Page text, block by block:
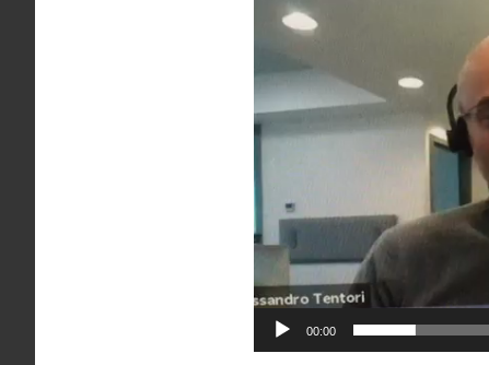
00:00